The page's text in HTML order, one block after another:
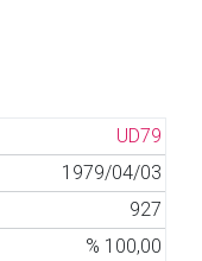
UD79
1979/04/03
927
% 100,00